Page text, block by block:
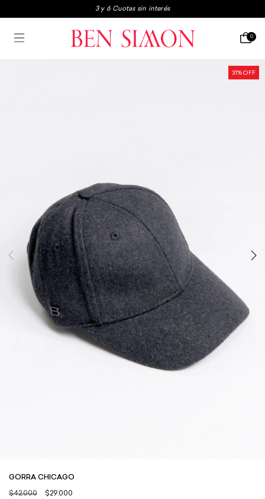
3x2 en boxers y medias
Envio gratis a partir de $250.000 0
31% OFF
GORRA CHICAGO
$42.000 $29.000